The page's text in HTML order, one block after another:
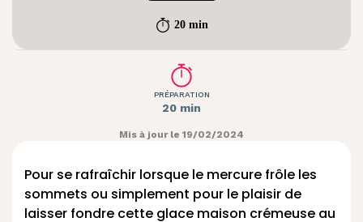
20 min
PRÉPARATION
20 min
Mis à jour le 19/02/2024
Pour se rafraîchir lorsque le mercure frôle les
sommets ou simplement pour le plaisir de
laisser fondre cette glace maison crémeuse au